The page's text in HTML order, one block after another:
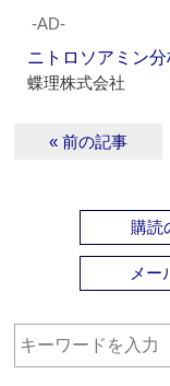
‐AD‐
ニトロソアミン
蝶理株式会社
« 前の記事
購読
メー